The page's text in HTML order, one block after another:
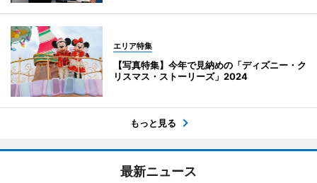
エリア特集
【写真特集】今年で見納めの「ディズニー・ク
リスマス・ストーリーズ」2024
もっと見る
最新ニュース